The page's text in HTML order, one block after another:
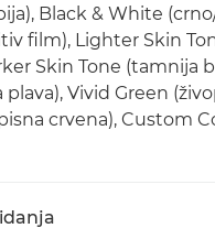
Black & White
film), Lighter Skin
Skin Tone (tamnija
plava), Vivid Green
crvena), Custom